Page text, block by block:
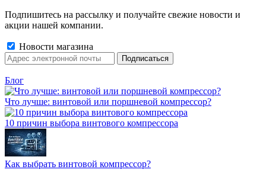
Подпишитесь на рассылку и получайте свежие новости и
акции нашей компании.
Новости магазина
Блог
Что лучше: винтовой или поршневой компрессор?
10 причин выбора винтового компрессора
Как выбрать винтовой компрессор?